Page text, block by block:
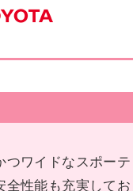
つワイドなスポー
全性能も充実して